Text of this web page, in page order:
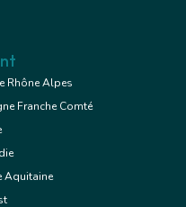
Rhône Alpes
Franche Comté
Aquitaine